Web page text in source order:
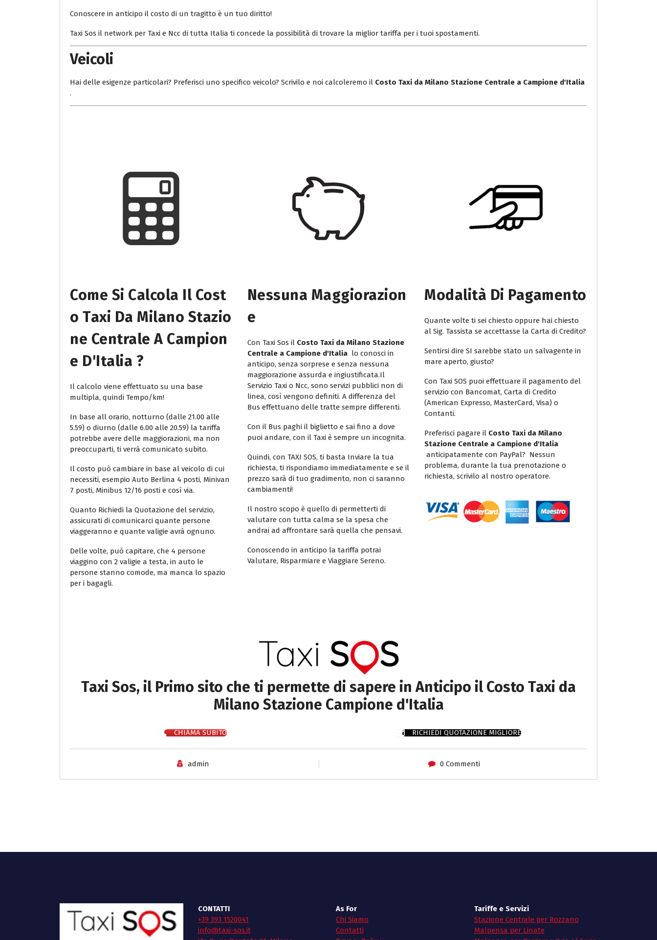
Conoscere in anticipo il costo di un tragitto è un tuo diritto!
Taxi Sos il network per Taxi e Ncc di tutta Italia ti concede la possibilità di trovare la miglior tariffa per i tuoi spostamenti.
Veicoli
Hai delle esigenze particolari? Preferisci uno specifico veicolo? Scrivilo e noi calcoleremo il Costo Taxi da Milano Stazione Centrale a Campione d'Italia
.
Come Si Calcola Il Cost
O Taxi Da Milano Stazio
Ne Centrale A Campion
E D'Italia ?
Il calcolo viene effettuato su una base
multipla, quindi Tempo/km!
In base all orario, notturno (dalle 21.00 alle
5.59) o diurno (dalle 6.00 alle 20.59) la tariffa
potrebbe avere delle maggiorazioni, ma non
preoccuparti, ti verrà comunicato subito.
Il costo può cambiare in base al veicolo di cui
necessiti, esempio Auto Berlina 4 posti, Minivan
7 posti, Minibus 12/16 posti e così via.
Quanto Richiedi la Quotazione del servizio,
assicurati di comunicarci quante persone
viaggeranno e quante valigie avrà ognuno.
Delle volte, può capitare, che 4 persone
viaggino con 2 valigie a testa, in auto le
persone stanno comode, ma manca lo spazio
per i bagagli.
Nessuna Maggiorazion
E
Con Taxi Sos il Costo Taxi da Milano Stazione
Centrale a Campione d'Italia lo conosci in
anticipo, senza sorprese e senza nessuna
maggiorazione assurda e ingiustificata.Il
Servizio Taxi o Ncc, sono servizi pubblici non di
linea, così vengono definiti. A differenza del
Bus effettuano delle tratte sempre differenti.
Con il Bus paghi il biglietto e sai fino a dove
puoi andare, con il Taxi è sempre un incognita.
Quindi, con TAXI SOS, ti basta Inviare la tua
richiesta, ti rispondiamo immediatamente e se il
prezzo sarà di tuo gradimento, non ci saranno
cambiamenti!
Il nostro scopo è quello di permetterti di
valutare con tutta calma se la spesa che
andrai ad affrontare sarà quella che pensavi.
Conoscendo in anticipo la tariffa potrai
Valutare, Risparmiare e Viaggiare Sereno.
Modalità Di Pagamento
Quante volte ti sei chiesto oppure hai chiesto
al Sig. Tassista se accettasse la Carta di Credito?
Sentirsi dire SI sarebbe stato un salvagente in
mare aperto, giusto?
Con Taxi SOS puoi effettuare il pagamento del
servizio con Bancomat, Carta di Credito
(American Expresso, MasterCard, Visa) o
Contanti.
Preferisci pagare il Costo Taxi da Milano
Stazione Centrale a Campione d'Italia
anticipatamente con PayPal? Nessun
problema, durante la tua prenotazione o
richiesta, scrivilo al nostro operatore.
Taxi Sos, il Primo sito che ti permette di sapere in Anticipo il Costo Taxi da
Milano Stazione Campione d'Italia
CHIAMA SUBITO RICHIEDI QUOTAZIONE MIGLIORE
admin 0 Commenti
CONTATTI
+39 393 1520041
info@taxi-sos.it
As For
Chi Siamo
Contatti
Tariffe e Servizi
Stazione Centrale per Rozzano
Malpensa per Linate